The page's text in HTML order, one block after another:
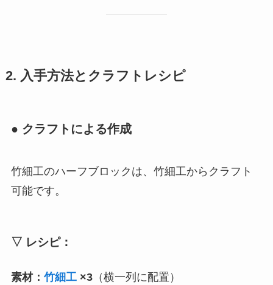
2. 入手方法とクラフトレシピ
● クラフトによる作成
竹細工のハーフブロックは、竹細工からクラフト
可能です。
▽ レシピ：
素材： 竹細工×3（横一列に配置）